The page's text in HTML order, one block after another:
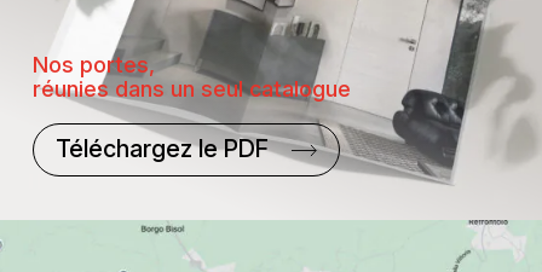
Nos portes,
réunies dans un seul catalogue
Téléchargez le PDF